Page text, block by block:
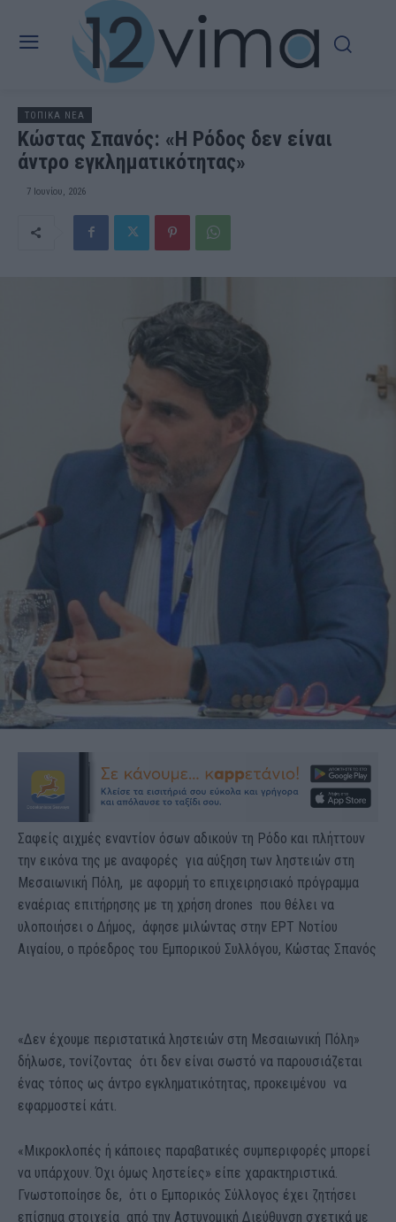
ΤΟΠΙΚΑ ΝΕΑ
Κώστας Σπανός: «Η Ρόδος δεν είναι
άντρο εγκληματικότητας»
7 Ιουνίου, 2026
Σαφείς αιχμές εναντίον όσων αδικούν τη Ρόδο και πλήττουν
την εικόνα της με αναφορές για αύξηση των ληστειών στη
Μεσαιωνική Πόλη, με αφορμή το επιχειρησιακό πρόγραμμα
εναέριας επιτήρησης με τη χρήση drones που θέλει να
υλοποιήσει ο Δήμος, άφησε μιλώντας στην ΕΡΤ Νοτίου
Αιγαίου, ο πρόεδρος του Εμπορικού Συλλόγου, Κώστας Σπανός
«Δεν έχουμε περιστατικά ληστειών στη Μεσαιωνική Πόλη»
δήλωσε, τονίζοντας ότι δεν είναι σωστό να παρουσιάζεται
ένας τόπος ως άντρο εγκληματικότητας, προκειμένου να
εφαρμοστεί κάτι.
«Μικροκλοπές ή κάποιες παραβατικές συμπεριφορές μπορεί
να υπάρχουν. Όχι όμως ληστείες» είπε χαρακτηριστικά.
Γνωστοποίησε δε, ότι ο Εμπορικός Σύλλογος έχει ζητήσει
επίσημα στοιχεία από την Αστυνομική Διεύθυνση σχετικά με